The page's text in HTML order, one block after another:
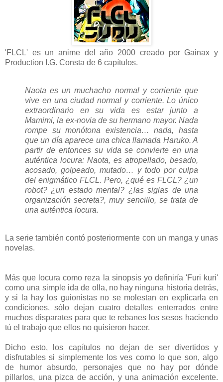
'FLCL' es un anime del año 2000 creado por Gainax y
Production I.G. Consta de 6 capítulos.
Naota es un muchacho normal y corriente que
vive en una ciudad normal y corriente. Lo único
extraordinario en su vida es estar junto a
Mamimi, la ex-novia de su hermano mayor. Nada
rompe su monótona existencia… nada, hasta
que un día aparece una chica llamada Haruko. A
partir de entonces su vida se convierte en una
auténtica locura: Naota, es atropellado, besado,
acosado, golpeado, mutado… y todo por culpa
del enigmático FLCL. Pero, ¿qué es FLCL? ¿un
robot? ¿un estado mental? ¿las siglas de una
organización secreta?, muy sencillo, se trata de
una auténtica locura.
La serie también contó posteriormente con un manga y unas
novelas.
Más que locura como reza la sinopsis yo definiría 'Furi kuri'
como una simple ida de olla, no hay ninguna historia detrás,
y si la hay los guionistas no se molestan en explicarla en
condiciones, sólo dejan cuatro detalles enterrados entre
muchos disparates para que te rebanes los sesos haciendo
tú el trabajo que ellos no quisieron hacer.
Dicho esto, los capítulos no dejan de ser divertidos y
disfrutables si simplemente los ves como lo que son, algo
de humor absurdo, personajes que no hay por dónde
pillarlos, una pizca de acción, y una animación excelente.